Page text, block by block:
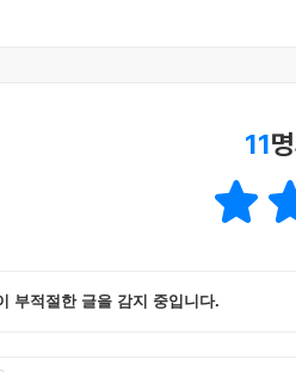
11
부적절한 글을 감지 중입니다.